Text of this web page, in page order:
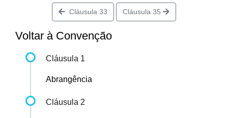
Cláusula 33 Cláusula 35
Voltar à Convenção
Cláusula 1
Abrangência
Cláusula 2